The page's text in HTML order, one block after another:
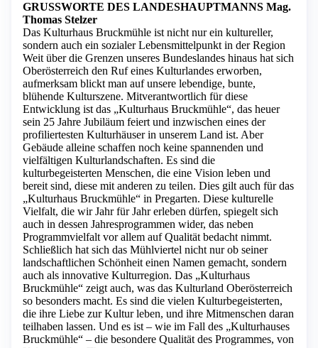
GRUSSWORTE DES LANDESHAUPTMANNS Mag.
Thomas Stelzer
Das Kulturhaus Bruckmühle ist nicht nur ein kultureller,
sondern auch ein sozialer Lebensmittelpunkt in der Region
Weit über die Grenzen unseres Bundeslandes hinaus hat sich
Oberösterreich den Ruf eines Kulturlandes erworben,
aufmerksam blickt man auf unsere lebendige, bunte,
blühende Kulturszene. Mitverantwortlich für diese
Entwicklung ist das „Kulturhaus Bruckmühle“, das heuer
sein 25 Jahre Jubiläum feiert und inzwischen eines der
profiliertesten Kulturhäuser in unserem Land ist. Aber
Gebäude alleine schaffen noch keine spannenden und
vielfältigen Kulturlandschaften. Es sind die
kulturbegeisterten Menschen, die eine Vision leben und
bereit sind, diese mit anderen zu teilen. Dies gilt auch für das
„Kulturhaus Bruckmühle“ in Pregarten. Diese kulturelle
Vielfalt, die wir Jahr für Jahr erleben dürfen, spiegelt sich
auch in dessen Jahresprogrammen wider, das neben
Programmvielfalt vor allem auf Qualität bedacht nimmt.
Schließlich hat sich das Mühlviertel nicht nur ob seiner
landschaftlichen Schönheit einen Namen gemacht, sondern
auch als innovative Kulturregion. Das „Kulturhaus
Bruckmühle“ zeigt auch, was das Kulturland Oberösterreich
so besonders macht. Es sind die vielen Kulturbegeisterten,
die ihre Liebe zur Kultur leben, und ihre Mitmenschen daran
teilhaben lassen. Und es ist – wie im Fall des „Kulturhauses
Bruckmühle“ – die besondere Qualität des Programmes, von